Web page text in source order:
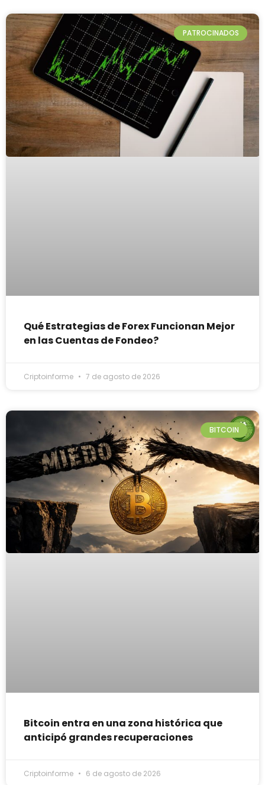
PATROCINADOS
Qué Estrategias de Forex Funcionan Mejor
en las Cuentas de Fondeo?
Criptoinforme 7 de agosto de 2026
BITCOIN
Bitcoin entra en una zona histórica que
anticipó grandes recuperaciones
Criptoinforme 6 de agosto de 2026